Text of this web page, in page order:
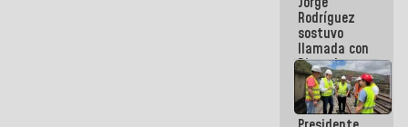
Rodríguez
sostuvo
llamada con
Dinorah
Figuera y
acuerdan
primer